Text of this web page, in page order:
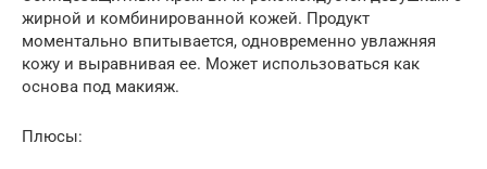
жирной и комбинированной кожей. Продукт
моментально впитывается, одновременно увлажняя
кожу и выравнивая ее. Может использоваться как
основа под макияж.
Плюсы: